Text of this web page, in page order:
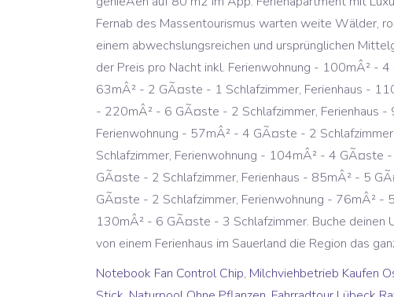
Notebook Fan Control Chip, Milchviehbetrieb Kaufen